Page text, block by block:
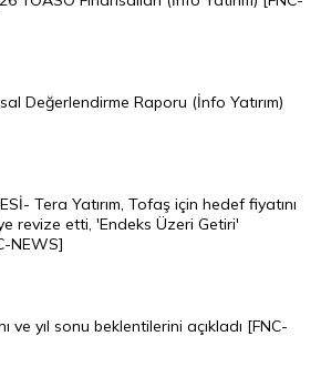
Değerlendirme Raporu (İnfo Yatırım)
Tera Yatırım, Tofaş için hedef fiyatını
revize etti, 'Endeks Üzeri Getiri'
NEWS]
ve yıl sonu beklentilerini açıkladı [FNC-